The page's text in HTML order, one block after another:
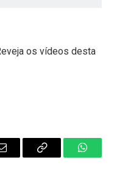
os vídeos desta
Email
Copy